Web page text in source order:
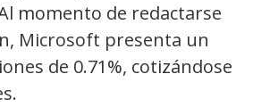
momento de redactarse
Microsoft presenta un
de 0.71%, cotizándose